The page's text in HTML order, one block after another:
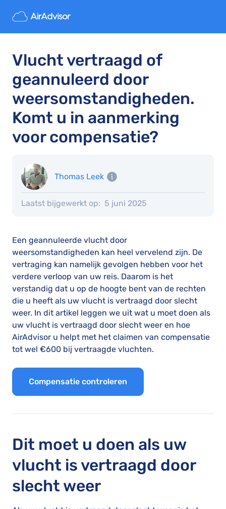
Vlucht vertraagd of
geannuleerd door
weersomstandigheden.
Komt u in aanmerking
voor compensatie?
Thomas Leek
Laatst bijgewerkt op: 5 juni 2025
Een geannuleerde vlucht door
weersomstandigheden kan heel vervelend zijn. De
vertraging kan namelijk gevolgen hebben voor het
verdere verloop van uw reis. Daarom is het
verstandig dat u op de hoogte bent van de rechten
die u heeft als uw vlucht is vertraagd door slecht
weer. In dit artikel leggen we uit wat u moet doen als
uw vlucht is vertraagd door slecht weer en hoe
AirAdvisor u helpt met het claimen van compensatie
tot wel €600 bij vertraagde vluchten.
Compensatie controleren
Dit moet u doen als uw
vlucht is vertraagd door
slecht weer